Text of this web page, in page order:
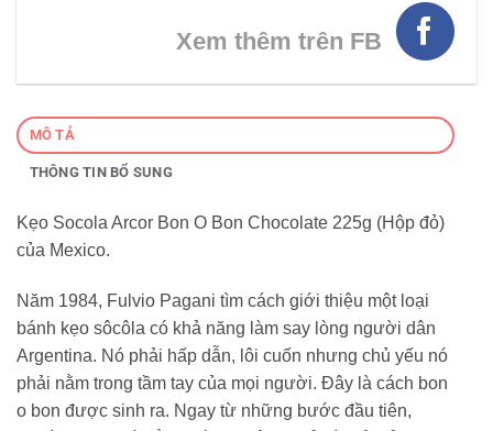
Xem thêm trên FB
MÔ TẢ
THÔNG TIN BỔ SUNG
Kẹo Socola Arcor Bon O Bon Chocolate 225g (Hộp đỏ)
của Mexico.
Năm 1984, Fulvio Pagani tìm cách giới thiệu một loại
bánh kẹo sôcôla có khả năng làm say lòng người dân
Argentina. Nó phải hấp dẫn, lôi cuốn nhưng chủ yếu nó
phải nằm trong tầm tay của mọi người. Đây là cách bon
o bon được sinh ra. Ngay từ những bước đầu tiên,